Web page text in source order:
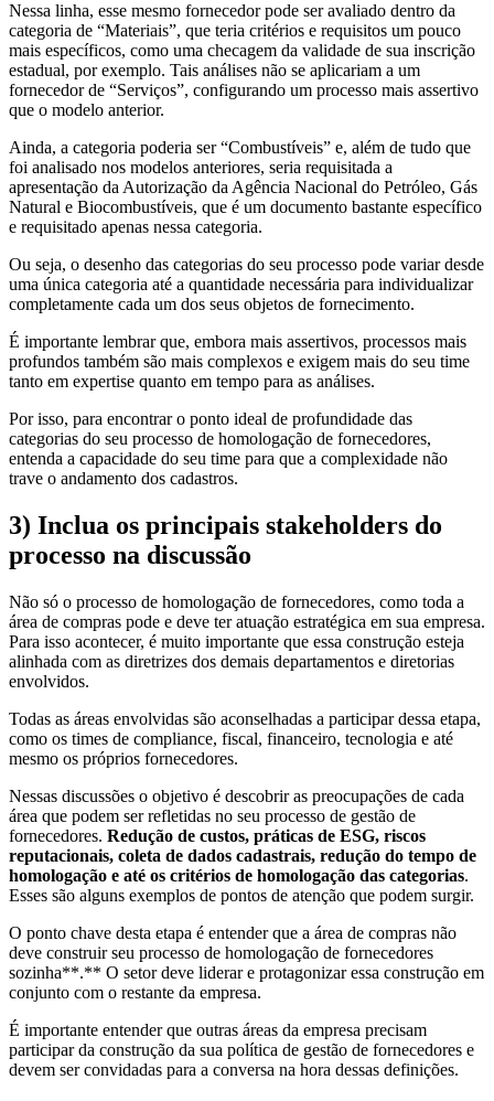
Nessa linha, esse mesmo fornecedor pode ser avaliado dentro da
categoria de “Materiais”, que teria critérios e requisitos um pouco
mais específicos, como uma checagem da validade de sua inscrição
estadual, por exemplo. Tais análises não se aplicariam a um
fornecedor de “Serviços”, configurando um processo mais assertivo
que o modelo anterior.
Ainda, a categoria poderia ser “Combustíveis” e, além de tudo que
foi analisado nos modelos anteriores, seria requisitada a
apresentação da Autorização da Agência Nacional do Petróleo, Gás
Natural e Biocombustíveis, que é um documento bastante específico
e requisitado apenas nessa categoria.
Ou seja, o desenho das categorias do seu processo pode variar desde
uma única categoria até a quantidade necessária para individualizar
completamente cada um dos seus objetos de fornecimento.
É importante lembrar que, embora mais assertivos, processos mais
profundos também são mais complexos e exigem mais do seu time
tanto em expertise quanto em tempo para as análises.
Por isso, para encontrar o ponto ideal de profundidade das
categorias do seu processo de homologação de fornecedores,
entenda a capacidade do seu time para que a complexidade não
trave o andamento dos cadastros.
3) Inclua os principais stakeholders do
processo na discussão
Não só o processo de homologação de fornecedores, como toda a
área de compras pode e deve ter atuação estratégica em sua empresa.
Para isso acontecer, é muito importante que essa construção esteja
alinhada com as diretrizes dos demais departamentos e diretorias
envolvidos.
Todas as áreas envolvidas são aconselhadas a participar dessa etapa,
como os times de compliance, fiscal, financeiro, tecnologia e até
mesmo os próprios fornecedores.
Nessas discussões o objetivo é descobrir as preocupações de cada
área que podem ser refletidas no seu processo de gestão de
fornecedores. Redução de custos, práticas de ESG, riscos
reputacionais, coleta de dados cadastrais, redução do tempo de
homologação e até os critérios de homologação das categorias.
Esses são alguns exemplos de pontos de atenção que podem surgir.
O ponto chave desta etapa é entender que a área de compras não
deve construir seu processo de homologação de fornecedores
sozinha**.** O setor deve liderar e protagonizar essa construção em
conjunto com o restante da empresa.
É importante entender que outras áreas da empresa precisam
participar da construção da sua política de gestão de fornecedores e
devem ser convidadas para a conversa na hora dessas definições.